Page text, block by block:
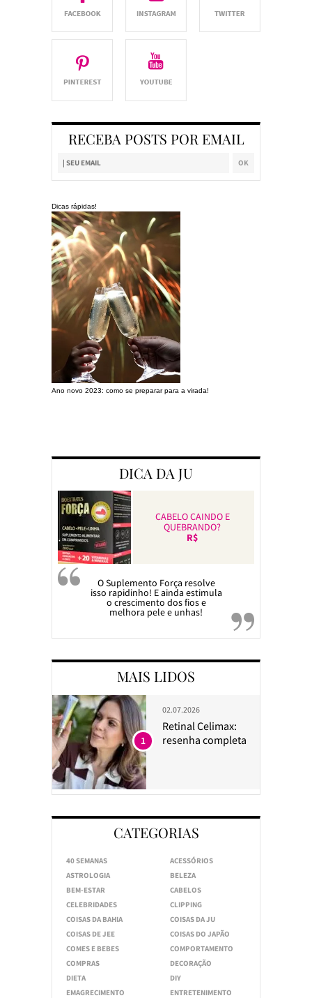
RECEBA POSTS POR EMAIL
Dicas rápidas!
Ano novo 2023: como se preparar para a virada!
DICA DA JU
CABELO CAINDO E
QUEBRANDO?
R$
O Suplemento Força resolve
isso rapidinho! E ainda estimula
o crescimento dos fios e
melhora pele e unhas!
MAIS LIDOS
02.07.2026
Retinal Celimax:
resenha completa
1
CATEGORIAS
40 SEMANAS
ACESSÓRIOS
ASTROLOGIA
BELEZA
BEM-ESTAR
CABELOS
CELEBRIDADES
CLIPPING
COISAS DA BAHIA
COISAS DA JU
COISAS DE JEE
COISAS DO JAPÃO
COMES E BEBES
COMPORTAMENTO
COMPRAS
DECORAÇÃO
DIETA
DIY
EMAGRECIMENTO
ENTRETENIMENTO